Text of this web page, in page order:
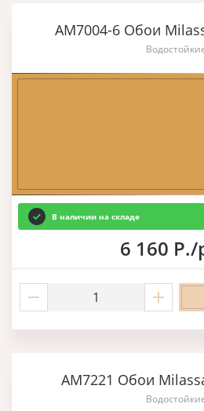
AM7004-6 Обои
В наличии на складе
6 160 Р./
AM7221 Обои